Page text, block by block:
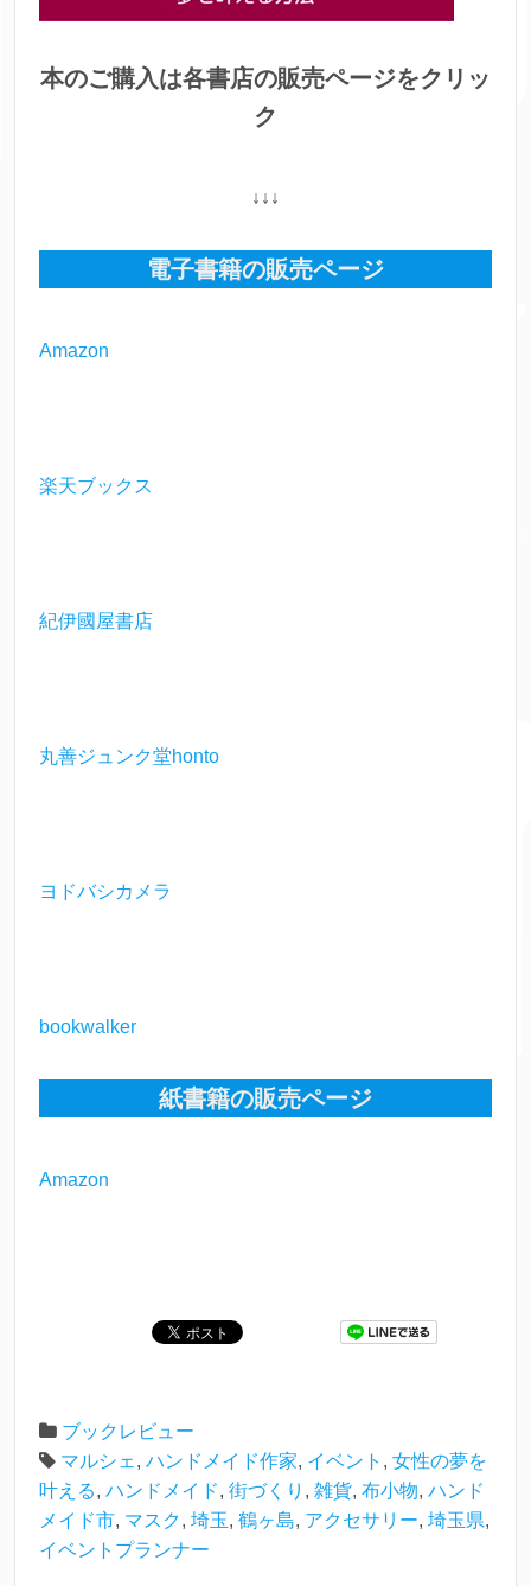
本のご購入は各書店の販売ページをクリッ
ク
↓↓↓
電子書籍の販売ページ
Amazon
楽天ブックス
紀伊國屋書店
丸善ジュンク堂honto
ヨドバシカメラ
bookwalker
紙書籍の販売ページ
Amazon
ブックレビュー
マルシェ , ハンドメイド作家, イベント , 女性の夢を
叶える, ハンドメイド, 街づくり , 雑貨, 布小物, ハンド
メイド市, マスク, 埼玉, 鶴ヶ島, アクセサリー, 埼玉県,
イベントプランナー